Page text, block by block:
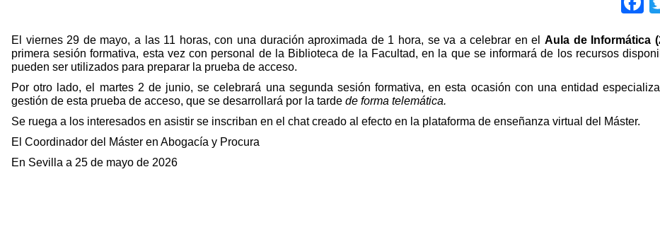
El viernes 29 de mayo, a las 11 horas, con una duración aproximada de 1 hora, se va a celebrar en elAula de Informática
primera sesión formativa, esta vez con personal de la Biblioteca de la Facultad, en la que se informará de los recursos
pueden ser utilizados para preparar la prueba de acceso.
Por otro lado, el martes 2 de junio, se celebrará una segunda sesión formativa, en esta ocasión con una entidad
gestión de esta prueba de acceso, que se desarrollará por la tarde de forma telemática.
Se ruega a los interesados en asistir se inscriban en el chat creado al efecto en la plataforma de enseñanza virtual del Máster.
El Coordinador del Máster en Abogacía y Procura
En Sevilla a 25 de mayo de 2026